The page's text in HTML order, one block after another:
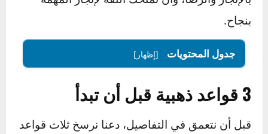
هدوئك وتفكيرك المنطقي عندما تسوء الأمور.
هدفنا هو أن نحول لحظات الإحباط إلى شعور
بالإنجاز والرضا، وأن نمنحك الثقة لإنجاز المهمة
جدول المحتويات [إظهار]